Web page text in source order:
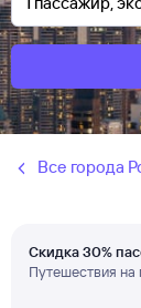
Все города
Скидка 30%
Путешествия на